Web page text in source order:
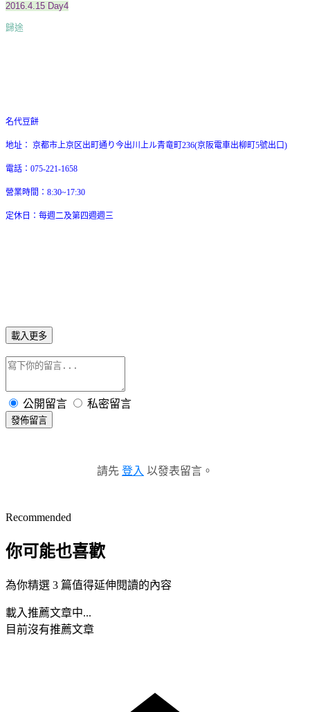
2016.4.15 Day4
歸途
名代豆餅
地址： 京都市上京区出町通り今出川上ル青竜町236(京阪電車出柳町5號出口)
電話：075-221-1658
營業時間：8:30~17:30
定休日：每週二及第四週週三
載入更多
公開留言 私密留言
發佈留言
請先 登入 以發表留言。
Recommended
你可能也喜歡
為你精選 3 篇值得延伸閱讀的內容
載入推薦文章中...
目前沒有推薦文章